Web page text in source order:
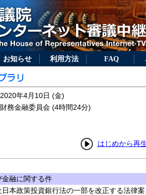
お知らせ 利用方法 FAQ
2020年4月10日 (金)
財務金融委員会 (4時間24分)
はじめから再
金融に関する件
日本政策投資銀行法の一部を改正する法律